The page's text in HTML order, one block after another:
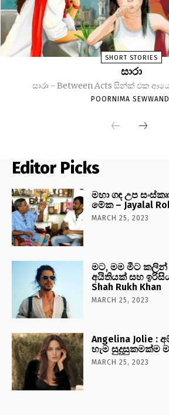
SHORT STORIES
සාරා
සාරා - Between Acts සින්ක් එක
POORNIMA SEWWANDI
Editor Picks
මහා ගඳ උප
මේක – Jayalal
MARCH 25, 2023
මට, මම මීට කලින්
අයිතියක් සහ
Shah Rukh Khan
MARCH 25, 2023
Angelina Jolie
හැම සුදුසුකමක්ම
MARCH 25, 2023